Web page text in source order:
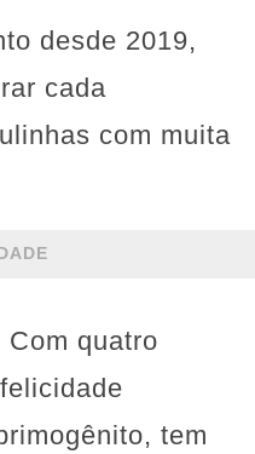
desde 2019,
cada
com muita
quatro
tem